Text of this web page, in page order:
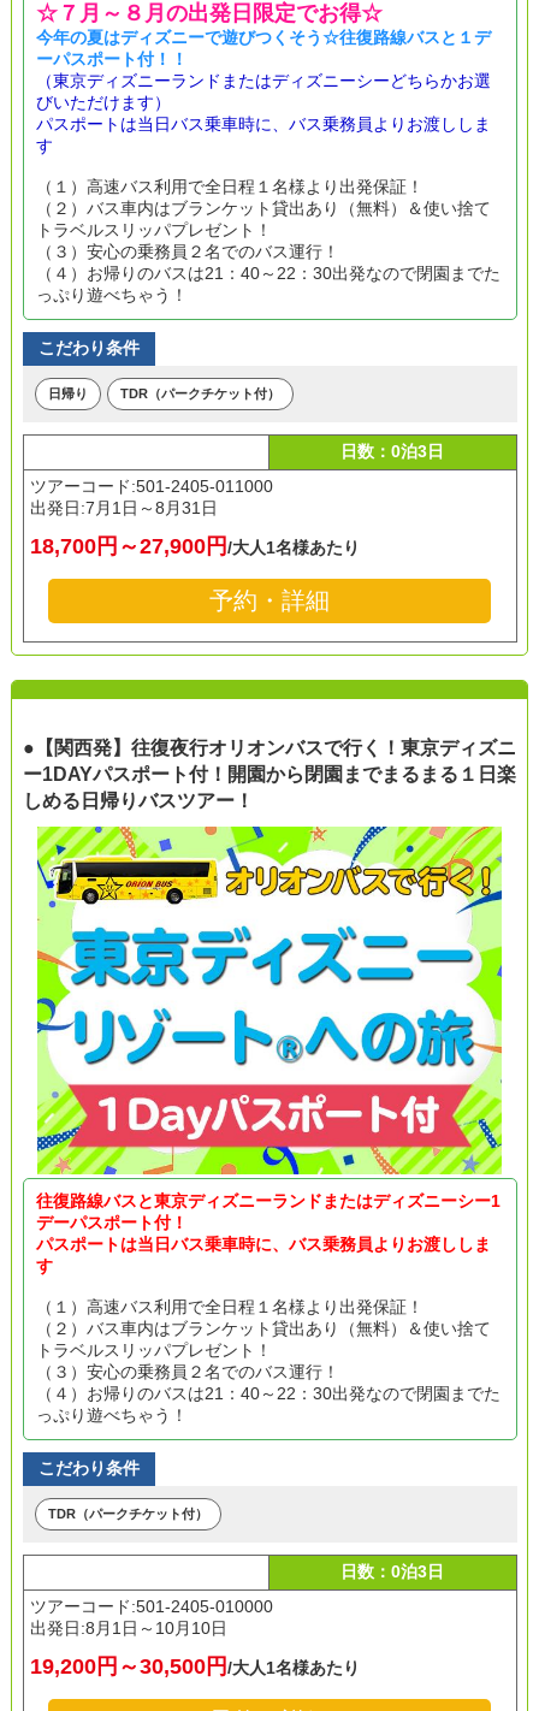
☆７月～８月の出発日限定でお得☆
今年の夏はディズニーで遊びつくそう☆往復路線バスと１デ
ーパスポート付！！
（東京ディズニーランドまたはディズニーシーどちらかお選
びいただけます）
パスポートは当日バス乗車時に、バス乗務員よりお渡ししま
す
（１）高速バス利用で全日程１名様より出発保証！
（２）バス車内はブランケット貸出あり（無料）＆使い捨て
トラベルスリッパプレゼント！
（３）安心の乗務員２名でのバス運行！
（４）お帰りのバスは21：40～22：30出発なので閉園までた
っぷり遊べちゃう！
こだわり条件
日帰り TDR（パークチケット付）
日数：0泊3日
ツアーコード:501-2405-011000
出発日:7月1日～8月31日
18,700円～27,900円/大人1名様あたり
予約・詳細
●【関西発】往復夜行オリオンバスで行く！東京ディズニ
ー1DAYパスポート付！開園から閉園までまるまる１日楽
しめる日帰りバスツアー！
往復路線バスと東京ディズニーランドまたはディズニーシー1
デーパスポート付！
パスポートは当日バス乗車時に、バス乗務員よりお渡ししま
す
（１）高速バス利用で全日程１名様より出発保証！
（２）バス車内はブランケット貸出あり（無料）＆使い捨て
トラベルスリッパプレゼント！
（３）安心の乗務員２名でのバス運行！
（４）お帰りのバスは21：40～22：30出発なので閉園までた
っぷり遊べちゃう！
こだわり条件
TDR（パークチケット付）
日数：0泊3日
ツアーコード:501-2405-010000
出発日:8月1日～10月10日
19,200円～30,500円/大人1名様あたり